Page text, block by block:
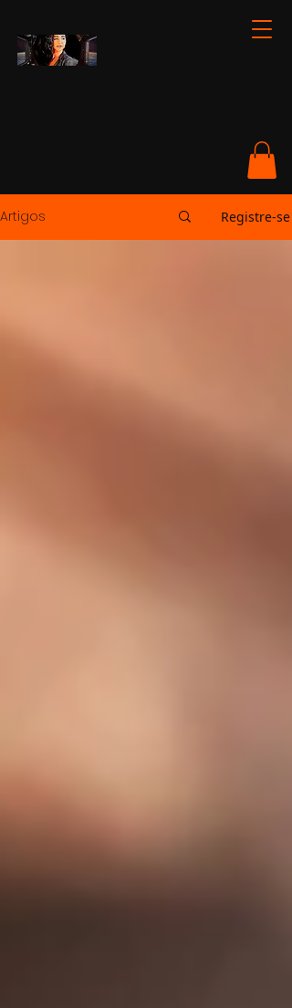
Artigos Registre-se